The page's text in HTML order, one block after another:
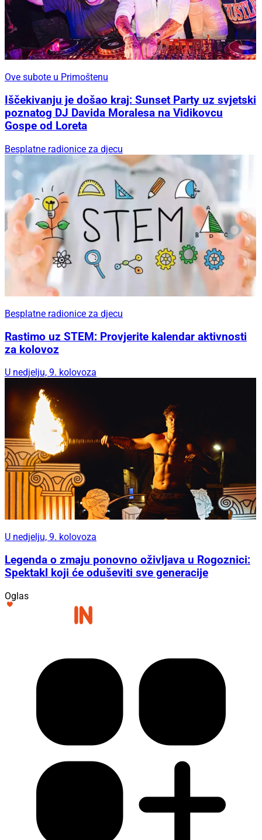
Ove subote u Primoštenu
Iščekivanju je došao kraj: Sunset Party uz svjetski
poznatog DJ Davida Moralesa na Vidikovcu
Gospe od Loreta
Besplatne radionice za djecu
Besplatne radionice za djecu
Rastimo uz STEM: Provjerite kalendar aktivnosti
za kolovoz
U nedjelju, 9. kolovoza
U nedjelju, 9. kolovoza
Legenda o zmaju ponovno oživljava u Rogoznici:
Spektakl koji će oduševiti sve generacije
Oglas